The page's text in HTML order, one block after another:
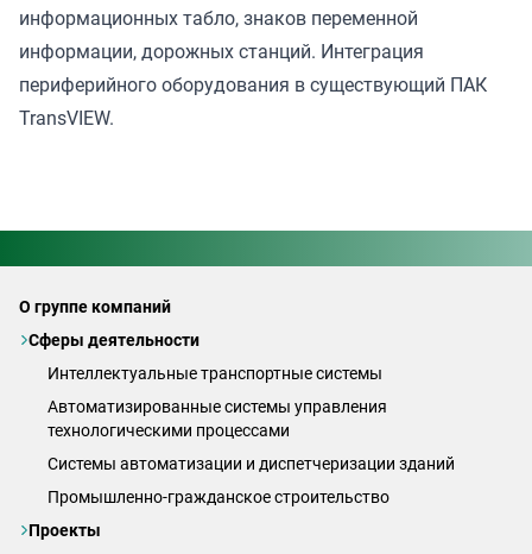
информационных табло, знаков переменной
информации, дорожных станций. Интеграция
периферийного оборудования в существующий ПАК
TransVIEW.
О группе компаний
Сферы деятельности
Интеллектуальные транспортные системы
Автоматизированные системы управления
технологическими процессами
Системы автоматизации и диспетчеризации зданий
Промышленно-гражданское строительство
Проекты